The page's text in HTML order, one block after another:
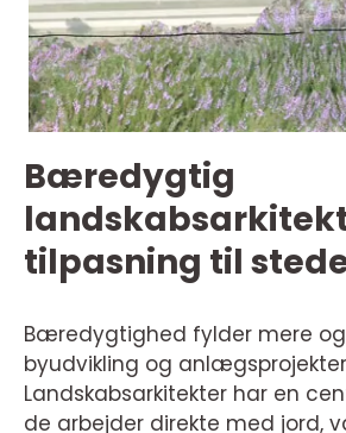
Bæredygtig
tilpasning til
Bæredygtighed fylder mere
byudvikling og
Landskabsarkitekter har en
de arbejder direkte med jord,